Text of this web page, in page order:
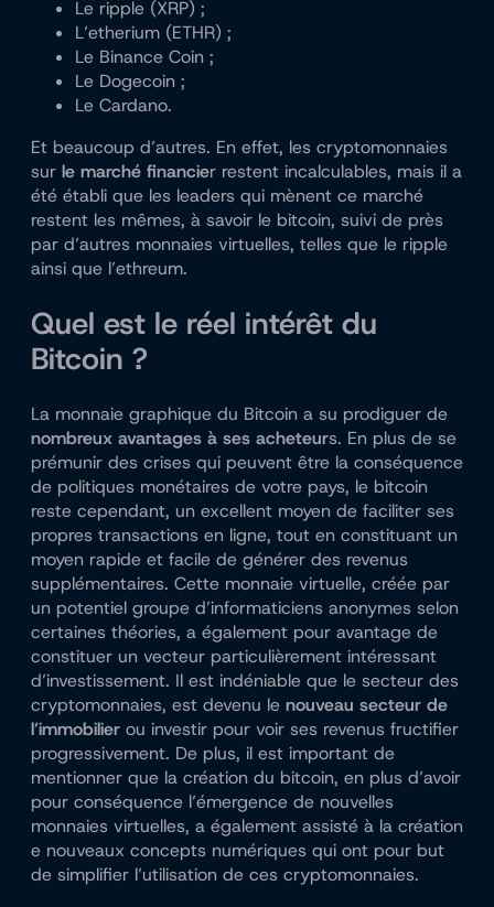
Le ripple (XRP) ;
L’etherium (ETHR) ;
Le Binance Coin ;
Le Dogecoin ;
Le Cardano.
Et beaucoup d’autres. En effet, les cryptomonnaies
sur le marché financier restent incalculables, mais il a
été établi que les leaders qui mènent ce marché
restent les mêmes, à savoir le bitcoin, suivi de près
par d’autres monnaies virtuelles, telles que le ripple
ainsi que l’ethreum.
Quel est le réel intérêt du
Bitcoin ?
La monnaie graphique du Bitcoin a su prodiguer de
nombreux avantages à ses acheteurs. En plus de se
prémunir des crises qui peuvent être la conséquence
de politiques monétaires de votre pays, le bitcoin
reste cependant, un excellent moyen de faciliter ses
propres transactions en ligne, tout en constituant un
moyen rapide et facile de générer des revenus
supplémentaires. Cette monnaie virtuelle, créée par
un potentiel groupe d’informaticiens anonymes selon
certaines théories, a également pour avantage de
constituer un vecteur particulièrement intéressant
d’investissement. Il est indéniable que le secteur des
cryptomonnaies, est devenu le nouveau secteur de
l’immobilier ou investir pour voir ses revenus fructifier
progressivement. De plus, il est important de
mentionner que la création du bitcoin, en plus d’avoir
pour conséquence l’émergence de nouvelles
monnaies virtuelles, a également assisté à la création
e nouveaux concepts numériques qui ont pour but
de simplifier l’utilisation de ces cryptomonnaies.